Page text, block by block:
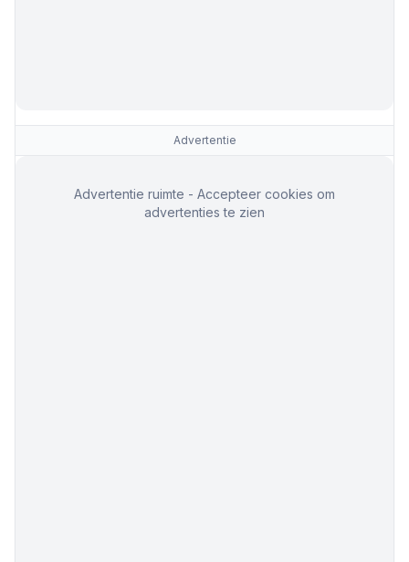
Advertentie
Advertentie ruimte - Accepteer cookies om
advertenties te zien